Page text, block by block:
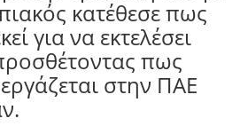
κατέθεσε πως
για να εκτελέσει
πως
στην ΠΑΕ